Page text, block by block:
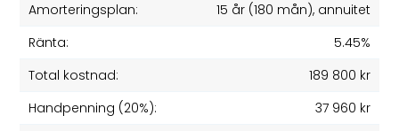
Amorteringsplan: 15 år(180 mån), annuitet
Ränta:
5.45%
Total kostnad:
189 800 kr
Handpenning (20%):
37 960 kr